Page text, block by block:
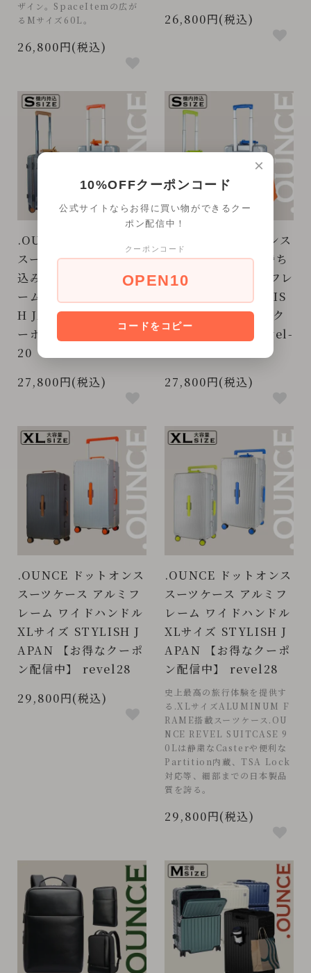
ザイン。SpaceItemの広が
るMサイズ60L。
26,800円(税込)
26,800円(税込)
.OUNCE ドットオンス
スーツケース 機内持ち
込み 多機能 アルミフレ
ーム Sサイズ STYLIS
H JAPAN 【お得なク
ーポン配信中】 revel
20
27,800円(税込)
.OUNCE ドットオンス
スーツケース 機内持ち
込み 多機能 アルミフレ
ーム Sサイズ STYLIS
H JAPAN 【お得なク
ーポン配信中】 revel-
27,800円(税込)
.OUNCE ドットオンス
スーツケース アルミフ
レーム ワイドハンドル
XLサイズ STYLISH J
APAN 【お得なクーポ
ン配信中】 revel28
29,800円(税込)
.OUNCE ドットオンス
スーツケース アルミフ
レーム ワイドハンドル
XLサイズ STYLISH J
APAN 【お得なクーポ
ン配信中】 revel28
史上最高の旅行体験を提供す
る.XLサイズALUMINUM F
RAME搭載スーツケース.OU
NCE REVEL SUITCASE 9
0Lは静粛なCasterや便利な
Partition内蔵、TSA Lock
対応等、細部までの日本製品
質を誇る。
29,800円(税込)
×
10%OFFクーポンコード
公式サイトならお得に買い物ができるクー
ポン配信中！
クーポンコード
OPEN10
コードをコピー